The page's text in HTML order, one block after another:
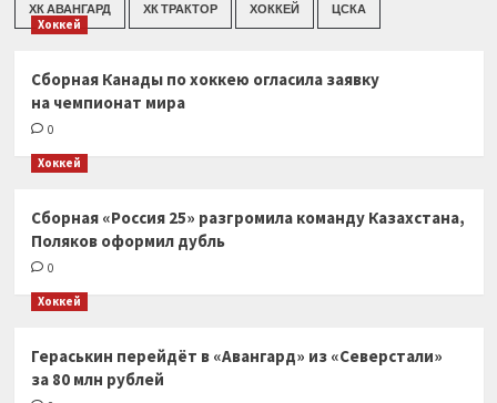
ХК АВАНГАРД ХК ТРАКТОР ХОККЕЙ ЦСКА
Хоккей
Сборная Канады по хоккею огласила заявку
на чемпионат мира
0
Хоккей
Сборная «Россия 25» разгромила команду Казахстана,
Поляков оформил дубль
0
Хоккей
Гераськин перейдёт в «Авангард» из «Северстали»
за 80 млн рублей